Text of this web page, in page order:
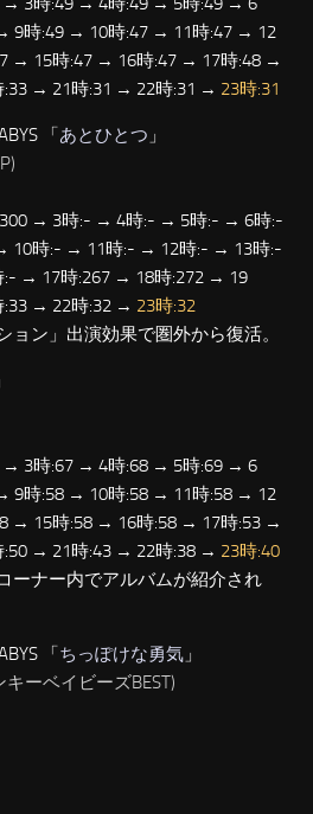
9時:49 → 10時:47 → 11時:47 → 12
→ 15時:47 → 16時:47 → 17時:48 →
→ 21時:31 → 22時:31 → 23時:31
「あとひとつ 」
→ 3時:- → 4時:- → 5時:- → 6時:-
時:- → 11時:- → 12時:- → 13時:-
→ 17時:267 → 18時:272 → 19
→ 22時:32 → 23時:32
ョン」出演効果で圏外から復活。
3時:67 → 4時:68 → 5時:69 → 6
9時:58 → 10時:58 → 11時:58 → 12
→ 15時:58 → 16時:58 → 17時:53 →
→ 21時:43 → 22時:38 → 23時:40
ーナー内でアルバムが紹介され
「ちっぽけな勇気 」
ーベイビーズBEST)